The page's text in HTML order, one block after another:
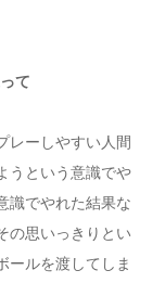
て
レーしやすい人間
うという意識でや
識でやれた結果な
の思いっきりとい
ールを渡してしま